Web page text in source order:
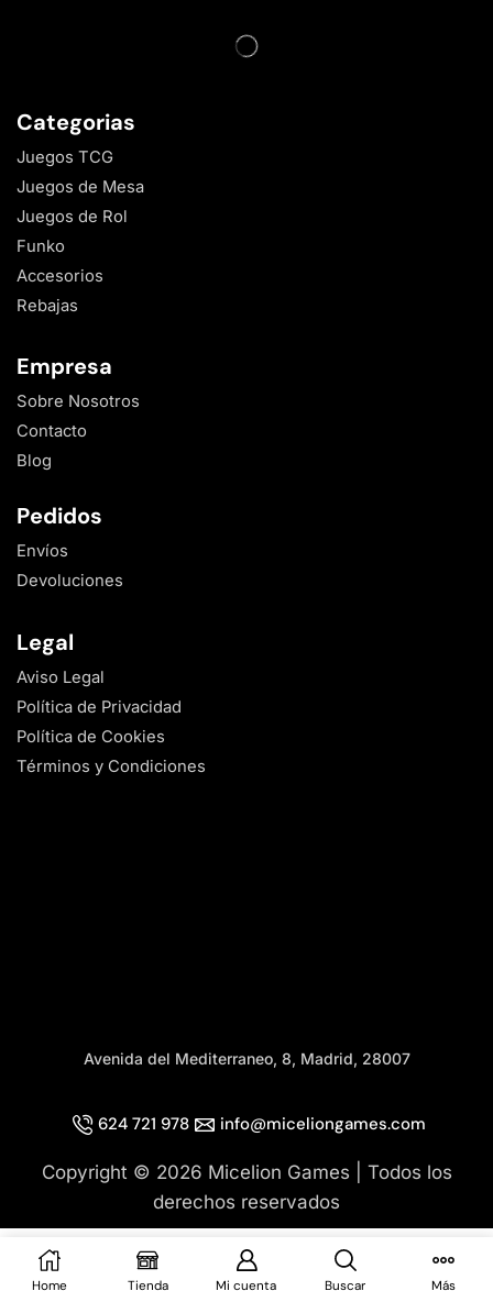
Home Tienda Mi cuenta Buscar Más
Categorias
Juegos TCG
Juegos de Mesa
Juegos de Rol
Funko
Accesorios
Rebajas
Empresa
Sobre Nosotros
Contacto
Blog
Pedidos
Envíos
Devoluciones
Legal
Aviso Legal
Política de Privacidad
Política de Cookies
Términos y Condiciones
Avenida del Mediterraneo, 8, Madrid, 28007
Copyright © 2026 Micelion Games | Todos los
derechos reservados
624 721 978 info@miceliongames.com